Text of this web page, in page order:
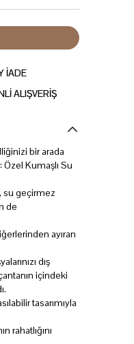
İADE
ALIŞVERİŞ
bir arada
Kumaşlı Su
su geçirmez
de
ayıran
dış
içindeki
tasarımıyla
rahatlığını